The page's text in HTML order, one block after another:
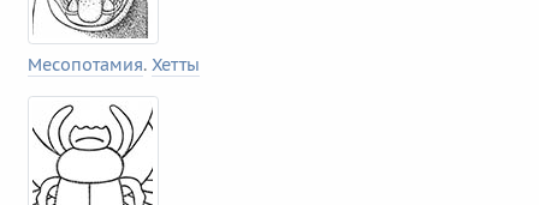
Месопотамия. Хетты